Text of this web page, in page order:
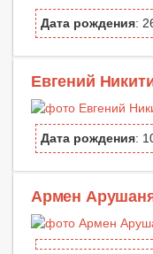
Дата рождения:
Евгений
Дата рождения:
Армен